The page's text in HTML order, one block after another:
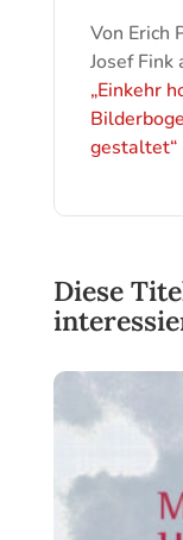
Von Erich
Josef Fink
„Einkehr
gestaltet“
Diese